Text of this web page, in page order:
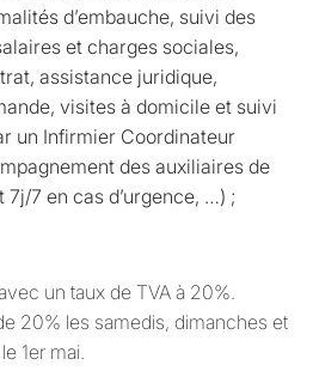
d’embauche, suivi des
et charges sociales,
assistance juridique,
visites à domicile et suivi
un Infirmier Coordinateur
des auxiliaires de
7 en cas d’urgence, …) ;
un taux de TVA à 20%.
20% les samedis, dimanches et
1er mai.